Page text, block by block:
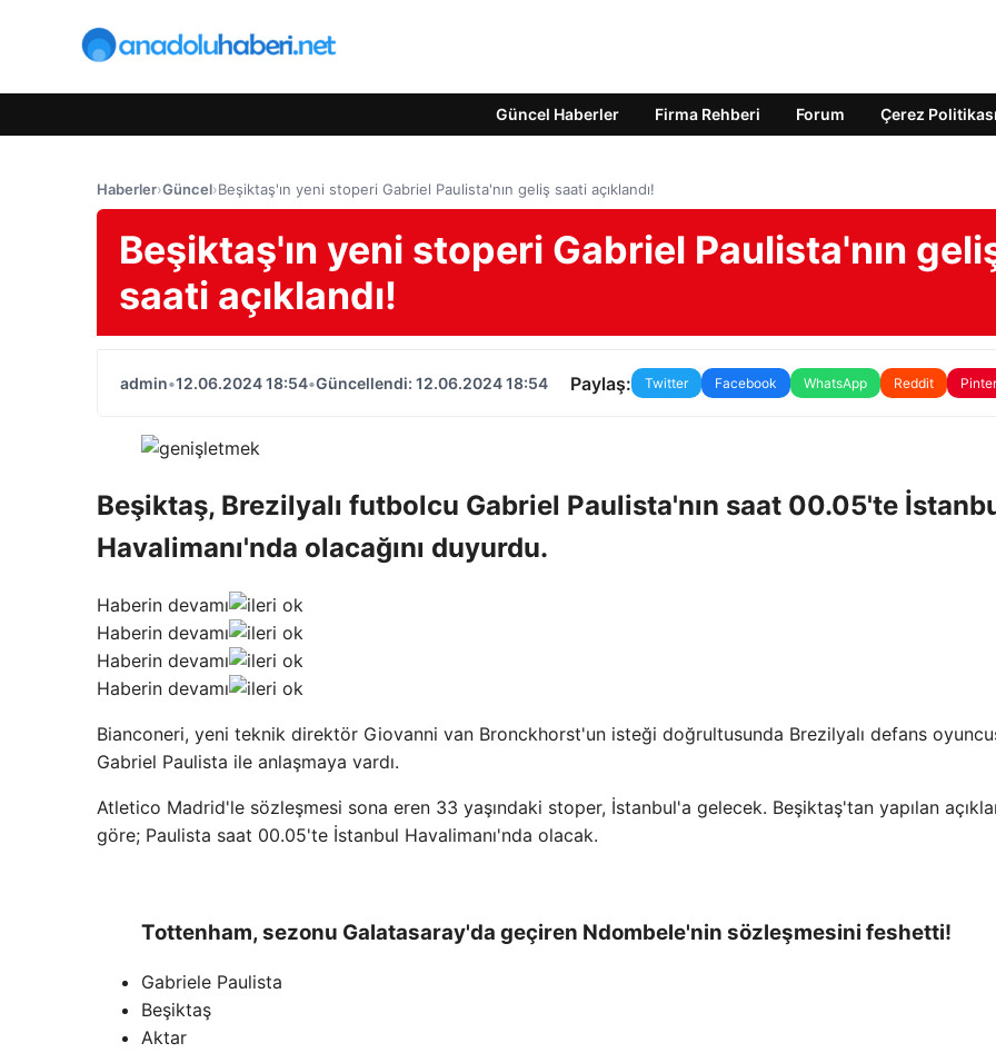
Güncel Haberler Firma Rehberi Forum Çerez Politikası
Haberler›Güncel›Beşiktaş'ın yeni stoperi Gabriel Paulista'nın geliş saati açıklandı!
Beşiktaş'ın yeni stoperi Gabriel Paulista'nın
saati açıklandı!
admin•12.06.2024 18:54•Güncellendi: 12.06.2024 18:54 Paylaş: Twitter Facebook WhatsApp Reddit
Beşiktaş, Brezilyalı futbolcu Gabriel Paulista'nın saat 00.05'te
Havalimanı'nda olacağını duyurdu.
Haberin devamı
Haberin devamı
Haberin devamı
Haberin devamı
Bianconeri, yeni teknik direktör Giovanni van Bronckhorst'un isteği doğrultusunda Brezilyalı defans
Gabriel Paulista ile anlaşmaya vardı.
Atletico Madrid'le sözleşmesi sona eren 33 yaşındaki stoper, İstanbul'a gelecek. Beşiktaş'tan yapılan
göre; Paulista saat 00.05'te İstanbul Havalimanı'nda olacak.
Tottenham, sezonu Galatasaray'da geçiren Ndombele'nin sözleşmesini feshetti!
Gabriele Paulista
Beşiktaş
Aktar